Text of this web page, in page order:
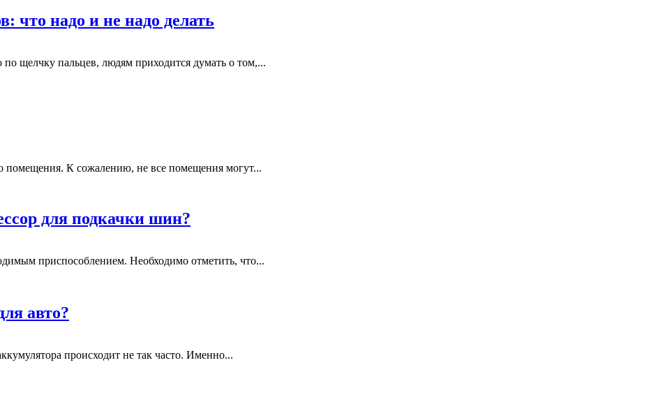
что надо и не надо делать
щелчку пальцев, людям приходится думать о том,...
помещения. К сожалению, не все помещения могут...
для подкачки шин?
приспособлением. Необходимо отметить, что...
авто?
происходит не так часто. Именно...